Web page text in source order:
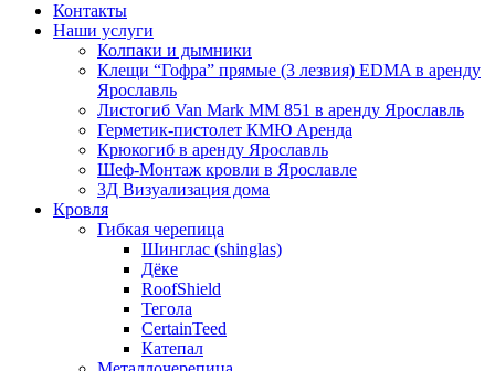
Контакты
Наши услуги
Колпаки и дымники
Клещи “Гофра” прямые (3 лезвия) EDMA в аренду
Ярославль
Листогиб Van Mark MM 851 в аренду Ярославль
Герметик-пистолет КМЮ Аренда
Крюкогиб в аренду Ярославль
Шеф-Монтаж кровли в Ярославле
3Д Визуализация дома
Кровля
Гибкая черепица
Шинглас (shinglas)
Дёке
RoofShield
Тегола
CertainTeed
Катепал